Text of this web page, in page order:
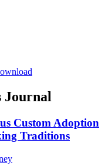
Custom Adoption
Traditions